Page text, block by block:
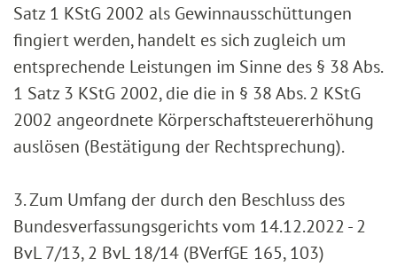
Satz 1 KStG 2002 als Gewinnausschüttungen
fingiert werden, handelt es sich zugleich um
entsprechende Leistungen im Sinne des § 38 Abs.
1 Satz 3 KStG 2002, die die in § 38 Abs. 2 KStG
2002 angeordnete Körperschaftsteuererhöhung
auslösen (Bestätigung der Rechtsprechung).
3. Zum Umfang der durch den Beschluss des
Bundesverfassungsgerichts vom 14.12.2022 - 2
BvL 7/13, 2 BvL 18/14 (BVerfGE 165, 103)